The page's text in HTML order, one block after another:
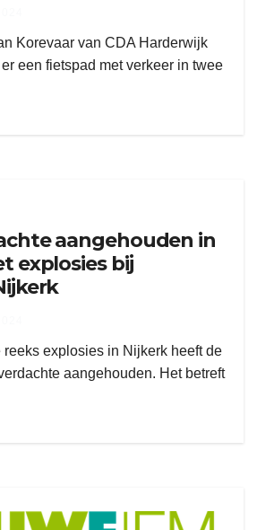
Korevaar van CDA Harderwijk
een fietspad met verkeer in twee
aangehouden in
explosies bij
reeks explosies in Nijkerk heeft de
aangehouden. Het betreft